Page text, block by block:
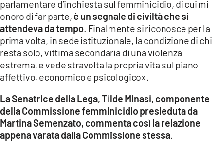
LACONAIR.IT
LACITYMAG.IT
ILREGGINO.IT
COSENZACHANNEL.IT
ILVIBONESE.IT
CATANZAROCHANNEL.IT
LACAPITALENEWS.IT
parlamentare d’inchiesta sul femminicidio, di cui mi
onoro di far parte, è un segnale di civiltà che si
attendeva da tempo . Finalmente si riconosce per la
prima volta, in sede istituzionale, la condizione di chi
resta solo, vittima secondaria di una violenza
estrema, e vede stravolta la propria vita sul piano
affettivo, economico e psicologico».
La Senatrice della Lega, Tilde Minasi, componente
della Commissione femminicidio presieduta da
Martina Semenzato, commenta così la relazione
appena varata dalla Commissione stessa